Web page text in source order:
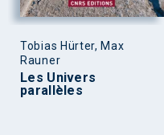
Tobias Hürter, Max
Rauner
Les Univers
parallèles